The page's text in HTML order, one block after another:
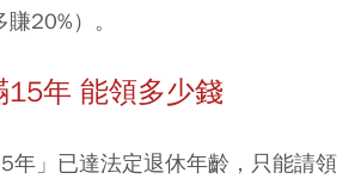
20%）。
15年 能領多少錢
年」已達法定退休年齡，只能請領